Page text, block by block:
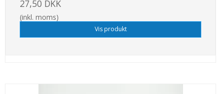
27,50 DKK
(inkl. moms)
Vis produkt